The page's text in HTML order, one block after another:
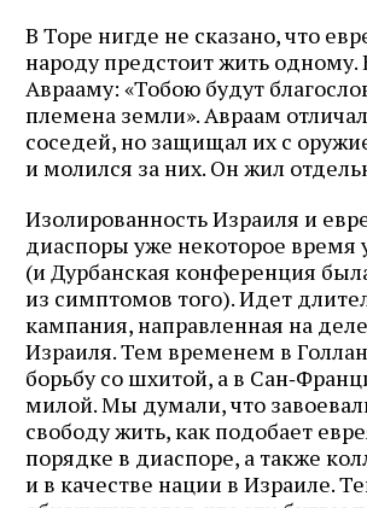
В Торе нигде не сказано, что
народу предстоит жить одному.
Аврааму: «Тобою будут
племена земли». Авраам
соседей, но защищал их с
и молился за них. Он жил
Изолированность Израиля и
диаспоры уже некоторое время
(и Дурбанская конференция
из симптомов того). Идет
кампания, направленная на
Израиля. Тем временем в
борьбу со шхитой, а в
милой. Мы думали, что
свободу жить, как подобает
порядке в диаспоре, а также
и в качестве нации в Израиле.